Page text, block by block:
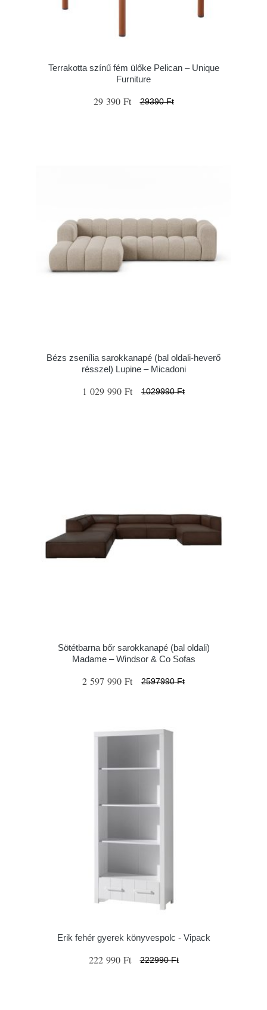
Terrakotta színű fém ülőke Pelican – Unique
Furniture
29 390 Ft 29390 Ft
Bézs zsenília sarokkanapé (bal oldali-heverő
résszel) Lupine – Micadoni
1 029 990 Ft 1029990 Ft
Sötétbarna bőr sarokkanapé (bal oldali)
Madame – Windsor & Co Sofas
2 597 990 Ft 2597990 Ft
Erik fehér gyerek könyvespolc - Vipack
222 990 Ft 222990 Ft